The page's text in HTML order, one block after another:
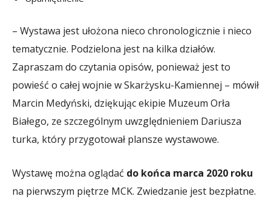
– Wystawa jest ułożona nieco chronologicznie i nieco
tematycznie. Podzielona jest na kilka działów.
Zapraszam do czytania opisów, ponieważ jest to
powieść o całej wojnie w Skarżysku-Kamiennej – mówił
Marcin Medyński, dziękując ekipie Muzeum Orła
Białego, ze szczególnym uwzględnieniem Dariusza
turka, który przygotował plansze wystawowe.
Wystawę można oglądać do końca marca 2020 roku
na pierwszym piętrze MCK. Zwiedzanie jest bezpłatne.